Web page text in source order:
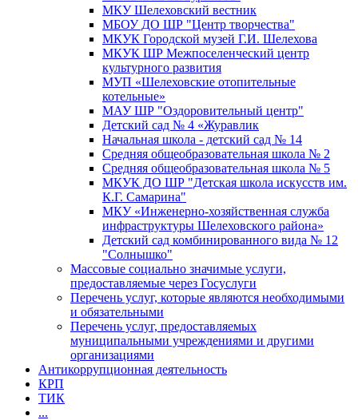
МКУ Шелеховский вестник
МБОУ ДО ШР "Центр творчества"
МКУК Городской музей Г.И. Шелехова
МКУК ШР Межпоселенческий центр
культурного развития
МУП «Шелеховские отопительные
котельные»
МАУ ШР "Оздоровительный центр"
Детский сад № 4 «Журавлик
Начальная школа - детский сад № 14
Средняя общеобразовательная школа № 2
Средняя общеобразовательная школа № 5
МКУК ДО ШР "Детская школа искусств им.
К.Г. Самарина"
МКУ «Инженерно-хозяйственная служба
инфраструктуры Шелеховского района»
Детский сад комбинированного вида № 12
"Солнышко"
Массовые социально значимые услуги,
предоставляемые через Госуслуги
Перечень услуг, которые являются необходимыми
и обязательными
Перечень услуг, предоставляемых
муниципальными учреждениями и другими
организациями
Антикоррупционная деятельность
КРП
ТИК
...